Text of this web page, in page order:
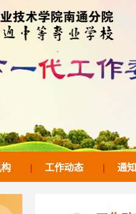
| 工作动态 | 通